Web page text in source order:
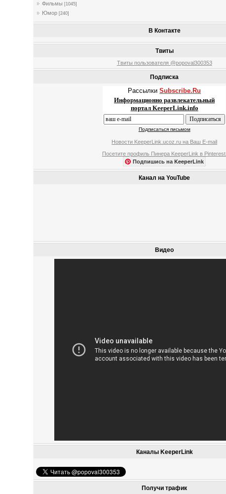
Фильмы [1045]
Юмор [240]
В Контакте
Твиты
Твиты пользователя @popoval300353
Подписка
РассылкиSubscribe.Ru
Информационно развлекательный
портал KeeperLink.info
Подписаться письмом
Новости KeeperLink.ucoz.ru на Ваш E-mail
Посетите профиль Пинера KeeperLink в Pinterest.
Подпишись на KeeperLink
Канал на YouTube
Видео
Каналы KeeperLink
Получи трафик